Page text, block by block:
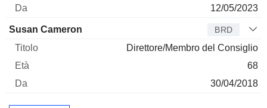
12/05/2023
Susan Cameron BRD
Direttore/Membro del Consiglio
68
30/04/2018